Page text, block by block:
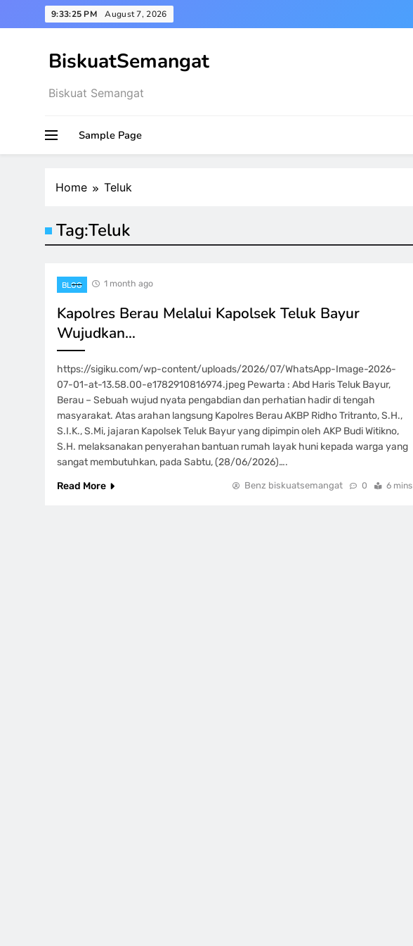
to
9:33:26 PM August 7, 2026
BiskuatSemangat
Biskuat Semangat
Sample Page
Home Teluk
Tag:Teluk
BLOG 1 month ago
Kapolres Berau Melalui Kapolsek Teluk Bayur
Wujudkan…
https://sigiku.com/wp-content/uploads/2026/07/WhatsApp-Image-2026-
07-01-at-13.58.00-e1782910816974.jpeg Pewarta : Abd Haris Teluk Bayur,
Berau – Sebuah wujud nyata pengabdian dan perhatian hadir di tengah
masyarakat. Atas arahan langsung Kapolres Berau AKBP Ridho Tritranto, S.H.,
S.I.K., S.Mi, jajaran Kapolsek Teluk Bayur yang dipimpin oleh AKP Budi Witikno,
S.H. melaksanakan penyerahan bantuan rumah layak huni kepada warga yang
sangat membutuhkan, pada Sabtu, (28/06/2026)….
Read More
Benz biskuatsemangat 0 6 mins